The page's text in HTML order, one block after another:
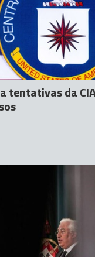
tentativas da